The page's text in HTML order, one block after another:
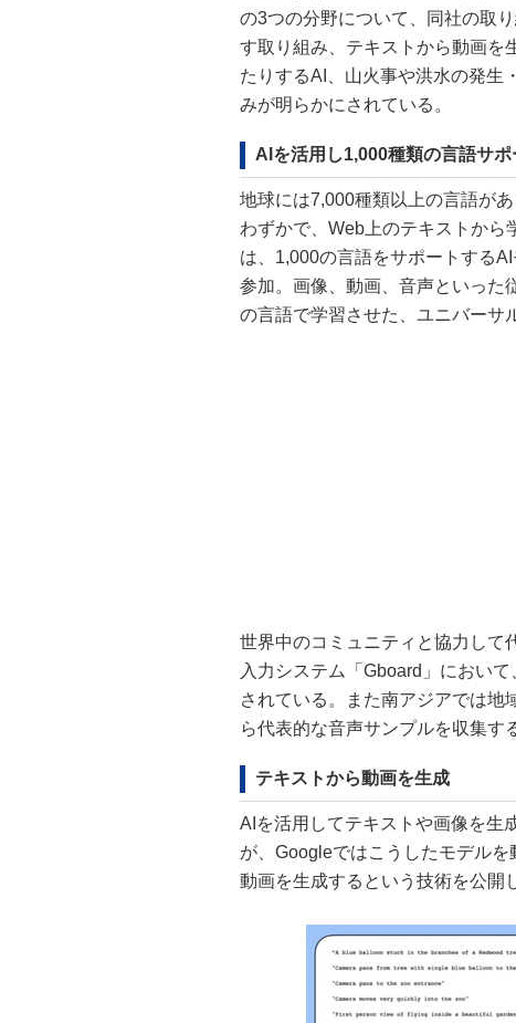
の3つの分野について、同社の取
す取り組み、テキストから動画を
たりするAI、山火事や洪水の発生
みが明らかにされている。
AIを活用し1,000種類の言語サ
地球には7,000種類以上の言語が
わずかで、Web上のテキストか
は、1,000の言語をサポートする
参加。画像、動画、音声といった
の言語で学習させた、ユニバーサ
世界中のコミュニティと協力して
入力システム「Gboard」におい
されている。また南アジアでは地
ら代表的な音声サンプルを収集す
テキストから動画を生成
AIを活用してテキストや画像を生
が、Googleではこうしたモデル
動画を生成するという技術を公開